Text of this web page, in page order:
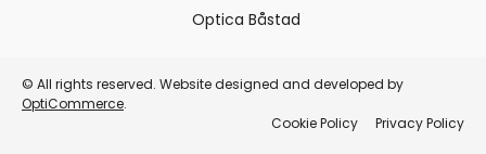
Optica Båstad
© All rights reserved. Website designed and developed by
OptiCommerce.
Cookie Policy
Privacy Policy